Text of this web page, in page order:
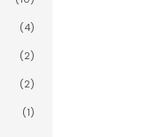
(4)
(2)
(2)
(1)